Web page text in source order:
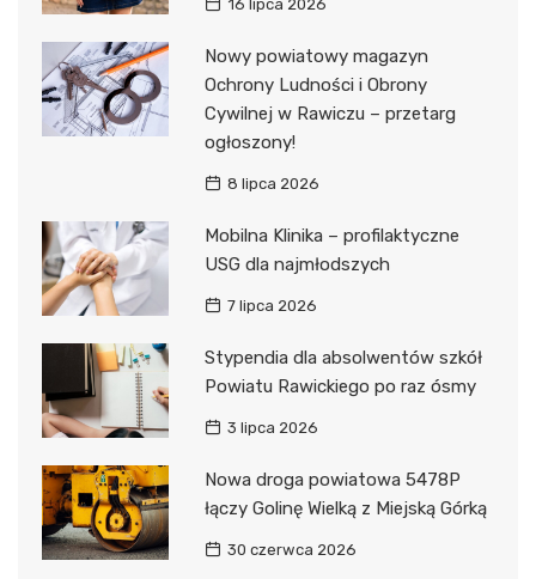
16 lipca 2026
Nowy powiatowy magazyn
Ochrony Ludności i Obrony
Cywilnej w Rawiczu – przetarg
ogłoszony!
8 lipca 2026
Mobilna Klinika – profilaktyczne
USG dla najmłodszych
7 lipca 2026
Stypendia dla absolwentów szkół
Powiatu Rawickiego po raz ósmy
3 lipca 2026
Nowa droga powiatowa 5478P
łączy Golinę Wielką z Miejską Górką
30 czerwca 2026